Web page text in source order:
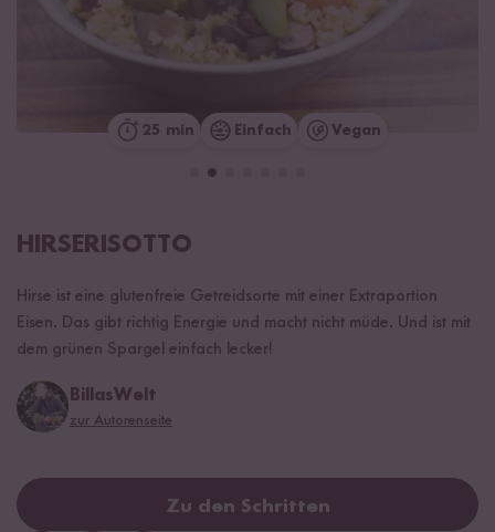
25 min Einfach Vegan
HIRSERISOTTO
Hirse ist eine glutenfreie Getreidsorte mit einer Extraportion
Eisen. Das gibt richtig Energie und macht nicht müde. Und ist mit
dem grünen Spargel einfach lecker!
BillasWelt
zur Autorenseite
Zu den Schritten